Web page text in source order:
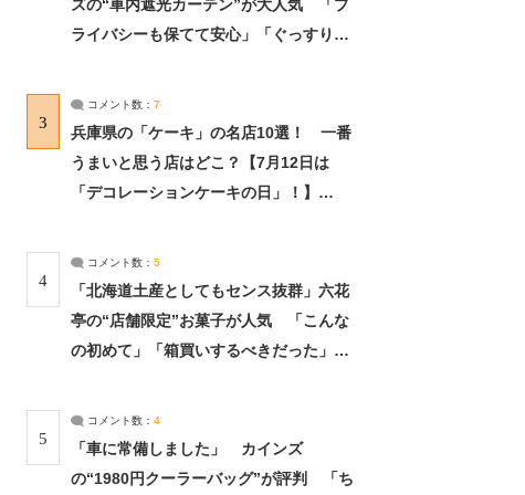
ズの“車内遮光カーテン”が大人気 「プ
ライバシーも保てて安心」「ぐっすり眠
3
コメント数： 7
兵庫県の「ケーキ」の名店10選！ 一番
うまいと思う店はどこ？【7月12日は
「デコレーションケーキの日」！】
4
コメント数： 5
「北海道土産としてもセンス抜群」六花
亭の“店舗限定”お菓子が人気 「こんな
の初めて」「箱買いするべきだった」
5
コメント数： 4
「車に常備しました」 カインズ
の“1980円クーラーバッグ”が評判 「ち